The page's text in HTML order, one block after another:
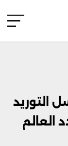
التوريد
العالم